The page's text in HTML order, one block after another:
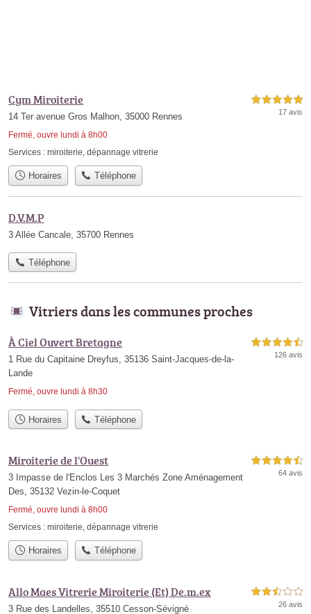
Cym Miroiterie
14 Ter avenue Gros Malhon, 35000 Rennes
Fermé, ouvre lundi à 8h00
5,0 étoiles sur 5
17 avis
Services : miroiterie, dépannage vitrerie
Horaires Téléphone
D.V.M.P
3 Allée Cancale, 35700 Rennes
Téléphone
Vitriers dans les communes proches
À Ciel Ouvert Bretagne
1 Rue du Capitaine Dreyfus, 35136 Saint-Jacques-de-la-
Lande
Fermé, ouvre lundi à 8h30
4,5 étoiles sur 5
126 avis
Horaires Téléphone
Miroiterie de l'Ouest
3 Impasse de l'Enclos Les 3 Marchés Zone Aménagement
Des, 35132 Vezin-le-Coquet
Fermé, ouvre lundi à 8h00
4,5 étoiles sur 5
64 avis
Services : miroiterie, dépannage vitrerie
Horaires Téléphone
Allo Maes Vitrerie Miroiterie (Et) De.m.ex
3 Rue des Landelles, 35510 Cesson-Sévigné
2,5 étoiles sur 5
26 avis